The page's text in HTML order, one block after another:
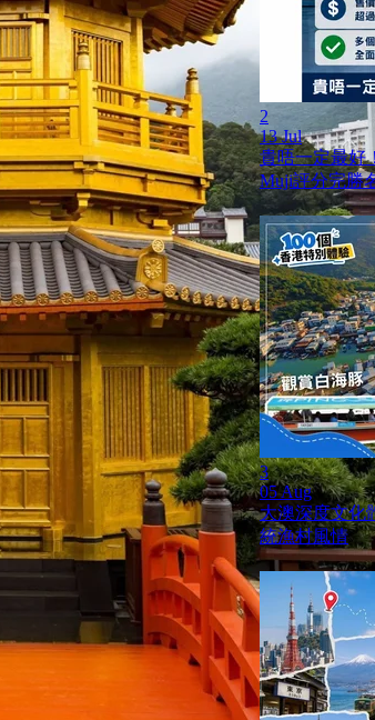
2
13 Jul
貴唔一定最好
Muji評分完勝
3
05 Aug
大澳深度文化
統漁村風情